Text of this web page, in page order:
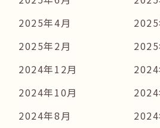
2025年4月
2025年2月
2024年12月
2024年10月
2024年8月